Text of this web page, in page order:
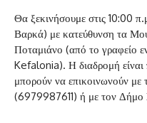
Θα ξεκινήσουμε στις 10:00
Βαρκά) με κατεύθυνση τα
Ποταμιάνο (από το γραφείο
Kefalonia). Η διαδρομή είναι
μπορούν να επικοινωνούν
(6979987611) ή με τον